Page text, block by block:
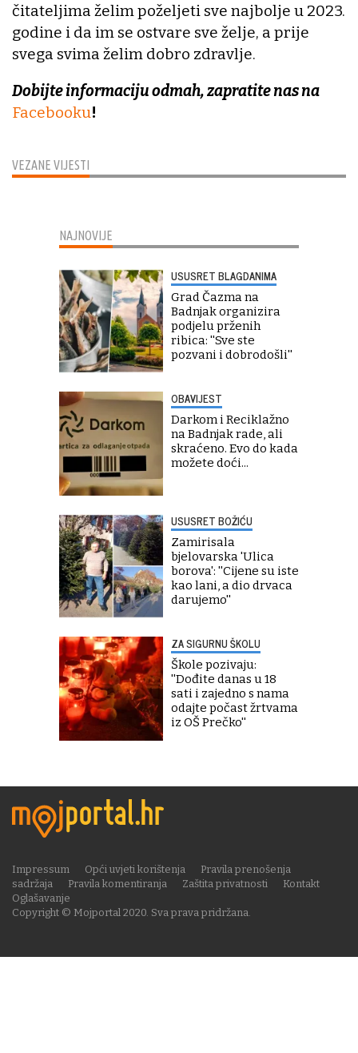
VEZANE VIJESTI
čitateljima želim poželjeti sve najbolje u 2023.
godine i da im se ostvare sve želje, a prije
svega svima želim dobro zdravlje.
Dobijte informaciju odmah, zapratite nas na
Facebooku!
NAJNOVIJE
USUSRET BLAGDANIMA
Grad Čazma na
Badnjak organizira
podjelu prženih
ribica: ''Sve ste
pozvani i dobrodošli''
OBAVIJEST
Darkom i Reciklažno
na Badnjak rade, ali
skraćeno. Evo do kada
možete doći...
USUSRET BOŽIĆU
Zamirisala
bjelovarska 'Ulica
borova': ''Cijene su iste
kao lani, a dio drvaca
darujemo''
ZA SIGURNU ŠKOLU
Škole pozivaju:
''Dođite danas u 18
sati i zajedno s nama
odajte počast žrtvama
iz OŠ Prečko''
Copyright © Mojportal 2020. Sva prava pridržana.
Impressum Opći uvjeti korištenja
Pravila prenošenja
sadržaja
Pravila komentiranja Zaštita privatnosti
Kontakt
Oglašavanje